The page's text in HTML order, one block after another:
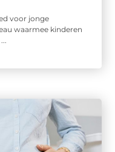
voor jonge
waarmee kinderen